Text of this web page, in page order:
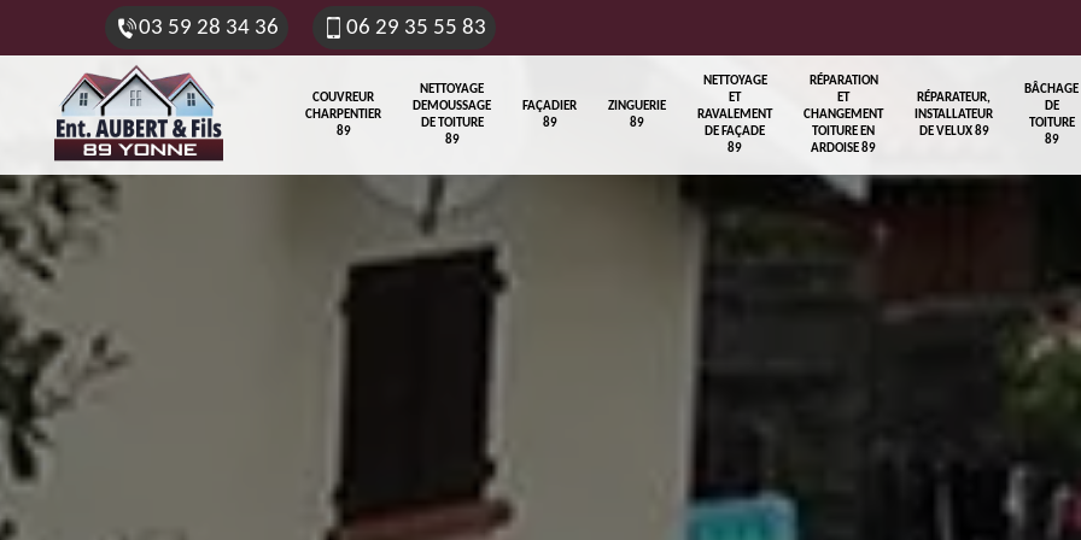
03 59 28 34 36 06 29 35 55 83
COUVREUR
CHARPENTIER
89
NETTOYAGE
DEMOUSSAGE
DE TOITURE
89
FAÇADIER
89
ZINGUERIE
89
NETTOYAGE
ET
RAVALEMENT
DE FAÇADE
89
RÉPARATION
ET
CHANGEMENT
TOITURE EN
ARDOISE 89
RÉPARATEUR,
INSTALLATEUR
DE VELUX 89
BÂCHAGE
DE
TOITURE
89